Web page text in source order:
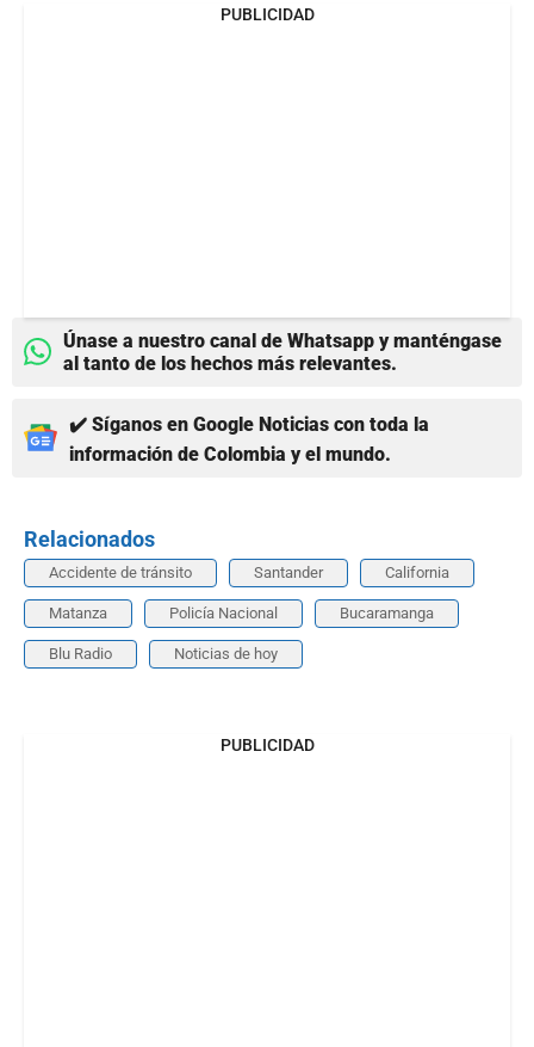
PUBLICIDAD
Únase a nuestro canal de Whatsapp y manténgase
al tanto de los hechos más relevantes.
✔️ Síganos en Google Noticias con toda la
información de Colombia y el mundo.
Relacionados
Accidente de tránsito Santander California
Matanza Policía Nacional Bucaramanga
Blu Radio Noticias de hoy
PUBLICIDAD